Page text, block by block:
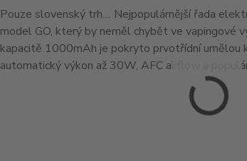
Pouze slovenský trh.... Nejpopulárnější řada
model GO, který by neměl chybět ve vapingové
kapacitě 1000mAh je pokryto prvotřídní umělou
automatický výkon až 30W, AFC airflow a